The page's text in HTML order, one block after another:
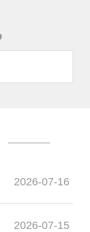
2026-07-16
2026-07-15